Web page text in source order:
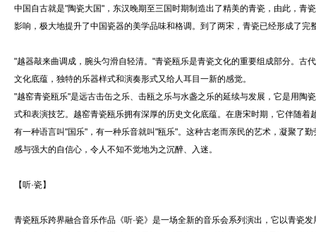
中国自古就是"陶瓷大国"，东汉晚期至三国时期制造出了精美的青瓷，由此，青
影响，极大地提升了中国瓷器的美学品味和格调。到了两宋，青瓷已经形成了
"越器敲来曲调成，腕头匀滑自轻清。"青瓷瓯乐是青瓷文化的重要组成部分。古
文化底蕴，独特的乐器样式和演奏形式又给人耳目一新的感觉。
"越窑青瓷瓯乐"是远古击缶之乐、击瓯之乐与水盏之乐的延续与发展，它是用
式和表演技艺。越窑青瓷瓯乐拥有深厚的历史文化底蕴。在唐宋时期，它伴随
有一种语言叫"国乐"，有一种乐音就叫"瓯乐"。这种古老而亲民的艺术，凝聚了
感与强大的自信心，令人不知不觉地为之沉醉、入迷。
【听·瓷】
青瓷瓯乐跨界融合音乐作品《听·瓷》是一场全新的音乐会系列演出，它以青瓷